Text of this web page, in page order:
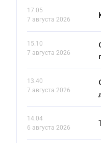
17.05
7 августа 2026
15.10
7 августа 2026
13.40
7 августа 2026
14.04
6 августа 2026